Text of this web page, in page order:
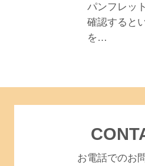
パンフレッ
確認すると
を…
お電話でのお